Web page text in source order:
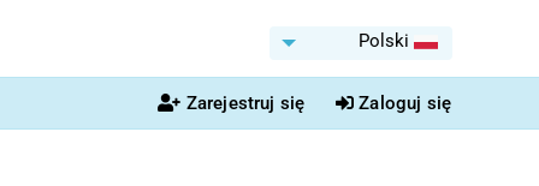
Polski
Zarejestruj się Zaloguj się